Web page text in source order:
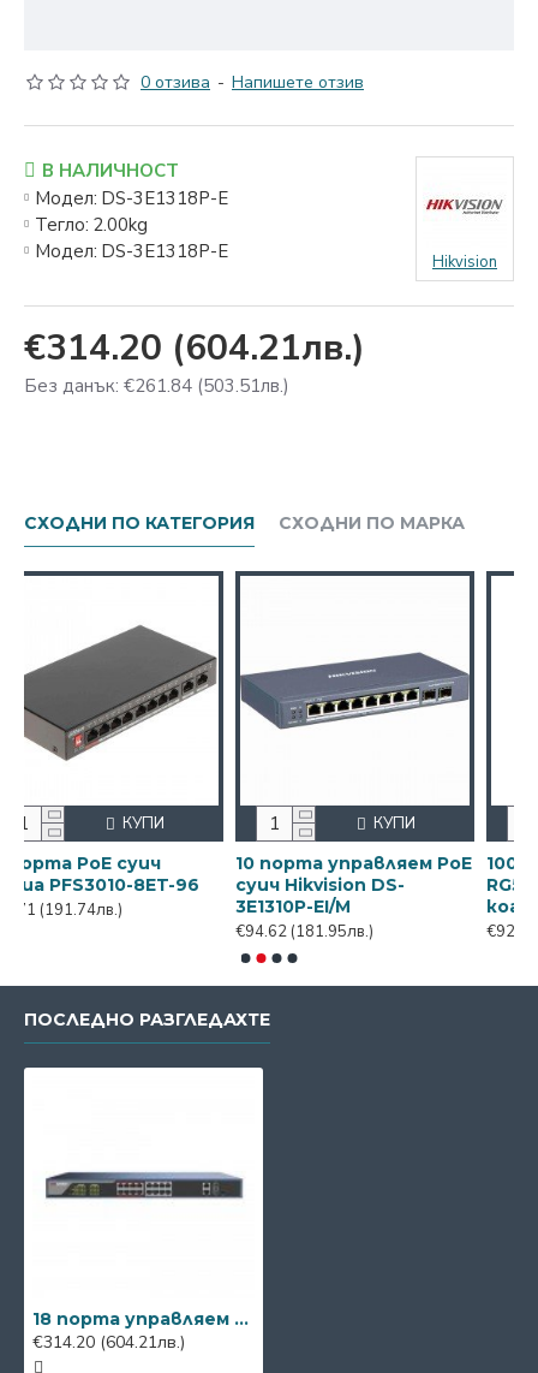
0 отзива - Напишете отзив
€314.20 (604.21лв.)
Без данък: €261.84 (503.51лв.)
В НАЛИЧНОСТ
Модел: DS-3E1318P-E
Тегло: 2.00kg
Модел: DS-3E1318P-E Hikvision
СХОДНИ ПО КАТЕГОРИЯ СХОДНИ ПО МАРКА
суич
8ET-96
КУПИ
10 порта управляем PoE
суич Hikvision DS-
3E1310P-EI/M
(181.95лв.)
КУПИ
100m ролка
RG59 +
коаксиал +
ПОСЛЕДНО РАЗГЛЕДАХТЕ
18 порта управляем PoE суич Hikvision DS-3E1318P-E
€314.20 (604.21лв.)